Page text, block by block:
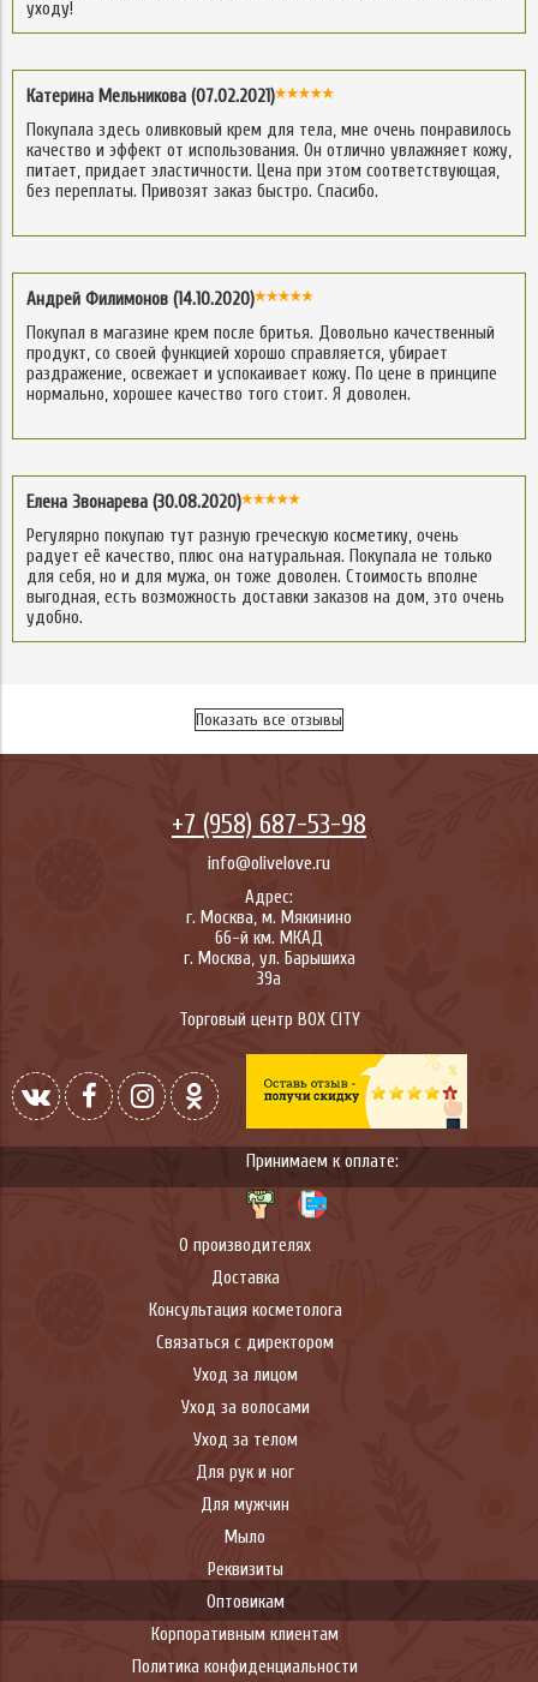
уходу!
Катерина Мельникова (07.02.2021)
Покупала здесь оливковый крем для тела, мне очень понравилось
качество и эффект от использования. Он отлично увлажняет кожу,
питает, придает эластичности. Цена при этом соответствующая,
без переплаты. Привозят заказ быстро. Спасибо.
Андрей Филимонов (14.10.2020)
Покупал в магазине крем после бритья. Довольно качественный
продукт, со своей функцией хорошо справляется, убирает
раздражение, освежает и успокаивает кожу. По цене в принципе
нормально, хорошее качество того стоит. Я доволен.
Елена Звонарева (30.08.2020)
Регулярно покупаю тут разную греческую косметику, очень
радует её качество, плюс она натуральная. Покупала не только
для себя, но и для мужа, он тоже доволен. Стоимость вполне
выгодная, есть возможность доставки заказов на дом, это очень
удобно.
Показать все отзывы
+7 (958) 687-53-98
info@olivelove.ru
Адрес:
г. Москва, м. Мякинино
66-й км. МКАД
г. Москва, ул. Барышиха
39а
Торговый центр BOX CITY
О производителях
Доставка
Консультация косметолога
Связаться с директором
Уход за лицом
Уход за волосами
Уход за телом
Для рук и ног
Для мужчин
Мыло
Реквизиты
Оптовикам
Корпоративным клиентам
Политика конфиденциальности
Принимаем к оплате: